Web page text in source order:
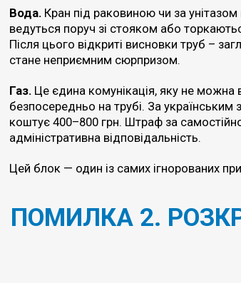
Вода. Кран під раковиною чи за
ведуться поруч зі стояком або
Після цього відкриті висновки труб –
стане неприємним сюрпризом.
Газ. Це єдина комунікація, яку не можна
безпосередньо на трубі. За
коштує 400–800 грн. Штраф за
адміністративна відповідальність.
Цей блок — один із самих ігнорованих
ПОМИЛКА 2.